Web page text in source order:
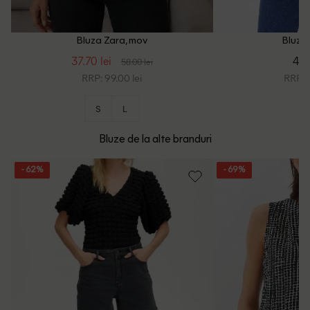
Bluza Zara, mov
37.70 lei 58.00 lei
RRP: 99.00 lei
S L
Bluza
RRP:
Bluze de la alte branduri
- 62% - 69%